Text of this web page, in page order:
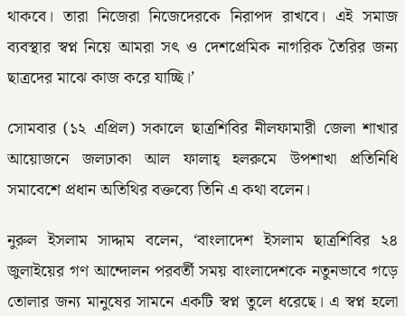
থাকবে। তারা নিজেরা নিজেদেরকে নিরাপদ রাখবে। এই সমাজ
ব্যবস্থার স্বপ্ন নিয়ে আমরা সৎ ও দেশপ্রেমিক নাগরিক তৈরির জন্য
ছাত্রদের মাঝে কাজ করে যাচ্ছি।’
সোমবার (১২ এপ্রিল) সকালে ছাত্রশিবির নীলফামারী জেলা শাখার
আয়োজনে জলঢাকা আল ফালাহ্ হলরুমে উপশাখা প্রতিনিধি
সমাবেশে প্রধান অতিথির বক্তব্যে তিনি এ কথা বলেন।
নুরুল ইসলাম সাদ্দাম বলেন, ‘বাংলাদেশ ইসলাম ছাত্রশিবির ২৪
জুলাইয়ের গণ আন্দোলন পরবর্তী সময় বাংলাদেশকে নতুনভাবে গড়ে
তোলার জন্য মানুষের সামনে একটি স্বপ্ন তুলে ধরেছে। এ স্বপ্ন হলো